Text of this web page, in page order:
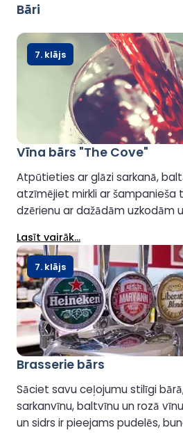
Bāri
Vīna bārs "The Cove"
Atpūtieties ar glāzi sarkanā,
atzīmējiet mirkli ar šampanieša
dzērienu ar dažādām uzkodām
izbaudīt ceļojumu.
Lasīt vairāk...
7. klājs
Brasserie bārs
Sāciet savu ceļojumu stilīgi
sarkanvīnu, baltvīnu un rozā
un sidrs ir pieejams pudelēs,
7. klājs